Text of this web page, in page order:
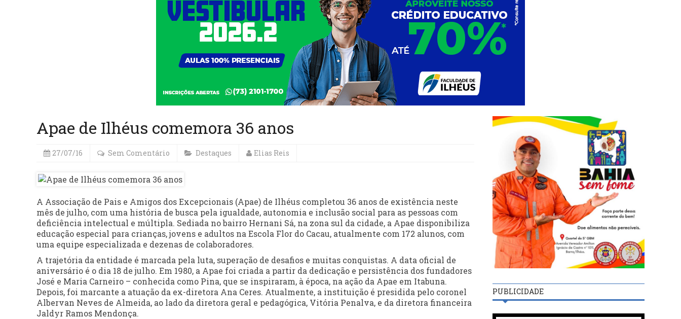
Apae de Ilhéus comemora 36 anos
27/07/16 Sem Comentário Destaques Elias Reis
A Associação de Pais e Amigos dos Excepcionais (Apae) de Ilhéus completou 36 anos de existência neste
mês de julho, com uma história de busca pela igualdade, autonomia e inclusão social para as pessoas com
deficiência intelectual e múltipla. Sediada no bairro Hernani Sá, na zona sul da cidade, a Apae disponibiliza
educação especial para crianças, jovens e adultos na Escola Flor do Cacau, atualmente com 172 alunos, com
uma equipe especializada e dezenas de colaboradores.
A trajetória da entidade é marcada pela luta, superação de desafios e muitas conquistas. A data oficial de
aniversário é o dia 18 de julho. Em 1980, a Apae foi criada a partir da dedicação e persistência dos fundadores
José e Maria Carneiro – conhecida como Pina, que se inspiraram, à época, na ação da Apae em Itabuna.
Depois, foi marcante a atuação da ex-diretora Ana Ceres. Atualmente, a instituição é presidida pelo coronel
Albervan Neves de Almeida, ao lado da diretora geral e pedagógica, Vitória Penalva, e da diretora financeira
Jaldyr Ramos Mendonça.
PUBLICIDADE